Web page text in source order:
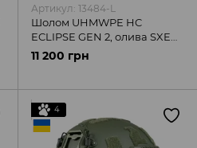
Артикул: 13484-L
Шолом UHMWPE HC
ECLIPSE GEN 2, олива SXE
Group
11 200 грн
4